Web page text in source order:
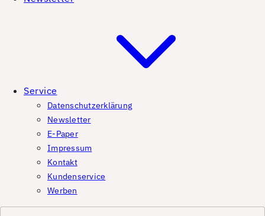
Service
Datenschutzerklärung
Newsletter
E-Paper
Impressum
Kontakt
Kundenservice
Werben